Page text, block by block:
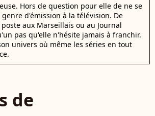
Hors de question pour elle de ne se
d'émission à la télévision. De
aux Marseillais ou au Journal
pas qu'elle n'hésite jamais à franchir.
univers où même les séries en tout
de